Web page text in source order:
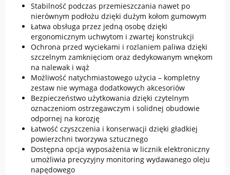
Stabilność podczas przemieszczania nawet po
nierównym podłożu dzięki dużym kołom gumowym
Łatwa obsługa przez jedną osobę dzięki
ergonomicznym uchwytom i zwartej konstrukcji
Ochrona przed wyciekami i rozlaniem paliwa dzięki
szczelnym zamknięciom oraz dedykowanym wnękom
na nalewak i wąż
Możliwość natychmiastowego użycia – kompletny
zestaw nie wymaga dodatkowych akcesoriów
Bezpieczeństwo użytkowania dzięki czytelnym
oznaczeniom ostrzegawczym i solidnej obudowie
odpornej na korozję
Łatwość czyszczenia i konserwacji dzięki gładkiej
powierzchni tworzywa sztucznego
Dostępna opcja wyposażenia w licznik elektroniczny
umożliwia precyzyjny monitoring wydawanego oleju
napędowego